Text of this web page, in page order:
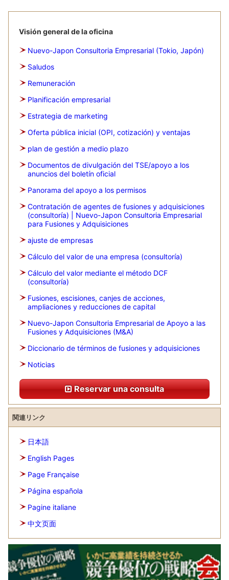
Visión general de la oficina
Nuevo-Japon Consultoria Empresarial (Tokio, Japón)
Saludos
Remuneración
Planificación empresarial
Estrategia de marketing
Oferta pública inicial (OPI, cotización) y ventajas
plan de gestión a medio plazo
Documentos de divulgación del TSE/apoyo a los
anuncios del boletín oficial
Panorama del apoyo a los permisos
Contratación de agentes de fusiones y adquisiciones
(consultoría) | Nuevo-Japon Consultoria Empresarial
para Fusiones y Adquisiciones
ajuste de empresas
Cálculo del valor de una empresa (consultoría)
Cálculo del valor mediante el método DCF
(consultoría)
Fusiones, escisiones, canjes de acciones,
ampliaciones y reducciones de capital
Nuevo-Japon Consultoria Empresarial de Apoyo a las
Fusiones y Adquisiciones (M&A)
Diccionario de términos de fusiones y adquisiciones
Noticias
Reservar una consulta
関連リンク
日本語
English Pages
Page Française
Página española
Pagine italiane
中文页面